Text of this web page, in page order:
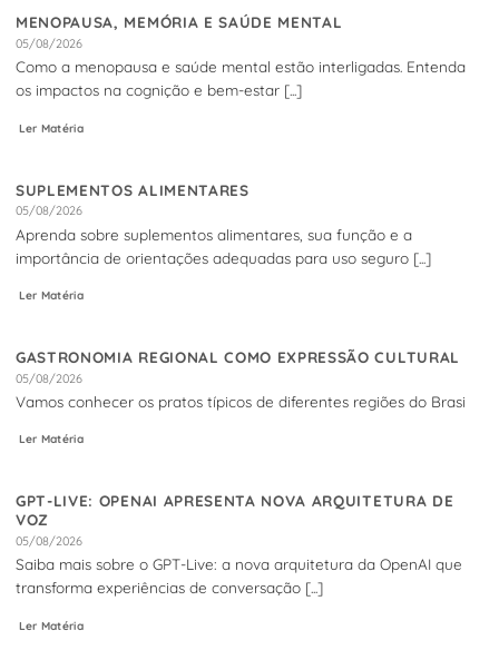
MENOPAUSA, MEMÓRIA E SAÚDE MENTAL
05/08/2026
Como a menopausa e saúde mental estão interligadas. Entenda
os impactos na cognição e bem-estar [...]
Ler Matéria
SUPLEMENTOS ALIMENTARES
05/08/2026
Aprenda sobre suplementos alimentares, sua função e a
importância de orientações adequadas para uso seguro [...]
Ler Matéria
GASTRONOMIA REGIONAL COMO EXPRESSÃO CULTURAL
05/08/2026
Vamos conhecer os pratos típicos de diferentes regiões do Brasi
Ler Matéria
GPT-LIVE: OPENAI APRESENTA NOVA ARQUITETURA DE
VOZ
05/08/2026
Saiba mais sobre o GPT-Live: a nova arquitetura da OpenAI que
transforma experiências de conversação [...]
Ler Matéria